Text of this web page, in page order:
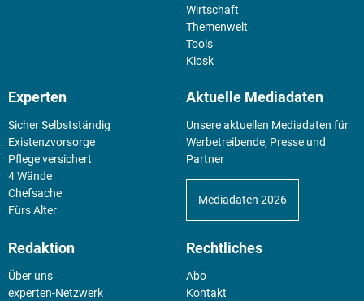
Wirtschaft
Themenwelt
Tools
Kiosk
Experten
Sicher Selbstständig
Existenz­vorsorge
Pflege versichert
4 Wände
Chefsache
Fürs Alter
Aktuelle Mediadaten
Unsere aktuellen Mediadaten für
Werbetreibende, Presse und
Partner
Mediadaten 2026
Redaktion
Über uns
experten-Netzwerk
Rechtliches
Abo
Kontakt